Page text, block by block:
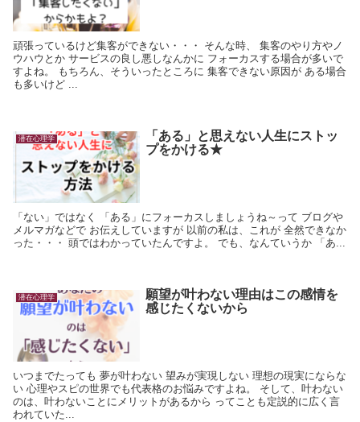
頑張っているけど集客ができない・・・ そんな時、 集客のやり方やノ
ウハウとか サービスの良し悪しなんかに フォーカスする場合が多いで
すよね。 もちろん、そういったところに 集客できない原因が ある場合
も多いけど ...
潜在心理学
「ある」と思えない人生にストッ
プをかける★
「ない」ではなく 「ある」にフォーカスしましょうね～って ブログや
メルマガなどで お伝えしていますが 以前の私は、これが 全然できなか
った・・・ 頭ではわかっていたんですよ。 でも、なんていうか 「あ...
潜在心理学
願望が叶わない理由はこの感情を
感じたくないから
いつまでたっても 夢が叶わない 望みが実現しない 理想の現実にならな
い 心理やスピの世界でも代表格のお悩みですよね。 そして、叶わない
のは、叶わないことにメリットがあるから ってことも定説的に広く言
われていた...